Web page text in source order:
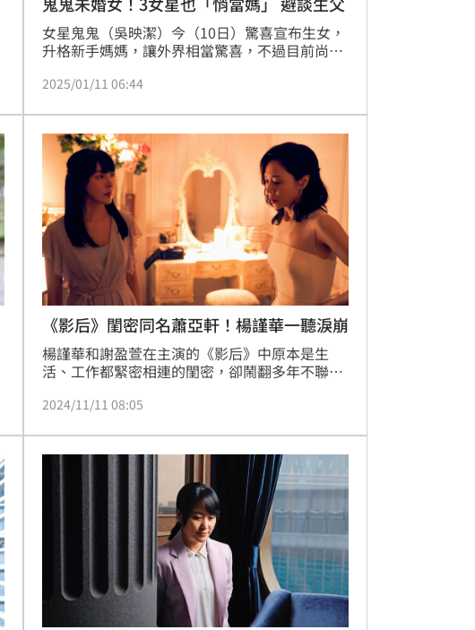
女星鬼鬼（吳映潔）今（10日）驚喜宣布生女，
升格新手媽媽，讓外界相當驚喜，不過目前尚未
來有不少女星偷偷懷孕生產，包括「蝴蝶姐姐」
2025/01/11 06:44
《影后》閨密同名蕭亞軒！楊謹華一聽淚崩
楊謹華和謝盈萱在主演的《影后》中原本是生
活、工作都緊密相連的閨密，卻鬧翻多年不聯
楊謹華則曾與蕭亞軒是感情極好的閨密，而蕭亞
2024/11/11 08:05